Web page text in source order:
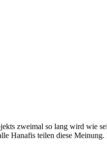
zweimal so lang wird wie
Hanafis teilen diese